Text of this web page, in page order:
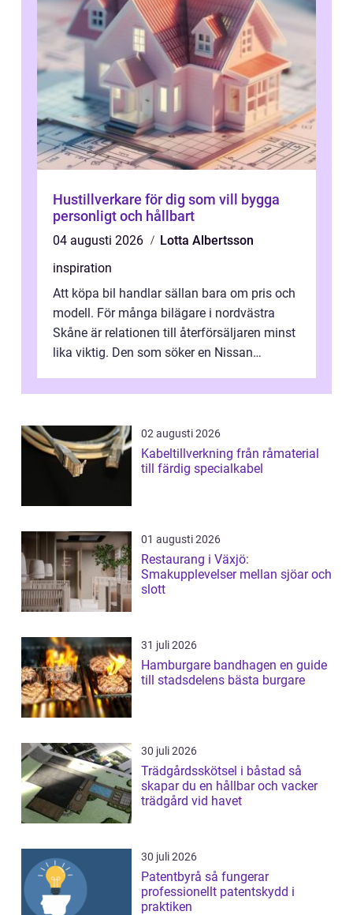
Hustillverkare för dig som vill bygga
personligt och hållbart
04 augusti 2026
Lotta Albertsson
inspiration
Att köpa bil handlar sällan bara om pris och
modell. För många bilägare i nordvästra
Skåne är relationen till återförsäljaren minst
lika viktig. Den som söker en Nissan
02 augusti 2026
Kabeltillverkning från råmaterial
till färdig specialkabel
01 augusti 2026
Restaurang i Växjö:
Smakupplevelser mellan sjöar och
slott
31 juli 2026
Hamburgare bandhagen en guide
till stadsdelens bästa burgare
30 juli 2026
Trädgårdsskötsel i båstad så
skapar du en hållbar och vacker
trädgård vid havet
30 juli 2026
Patentbyrå så fungerar
professionellt patentskydd i
praktiken